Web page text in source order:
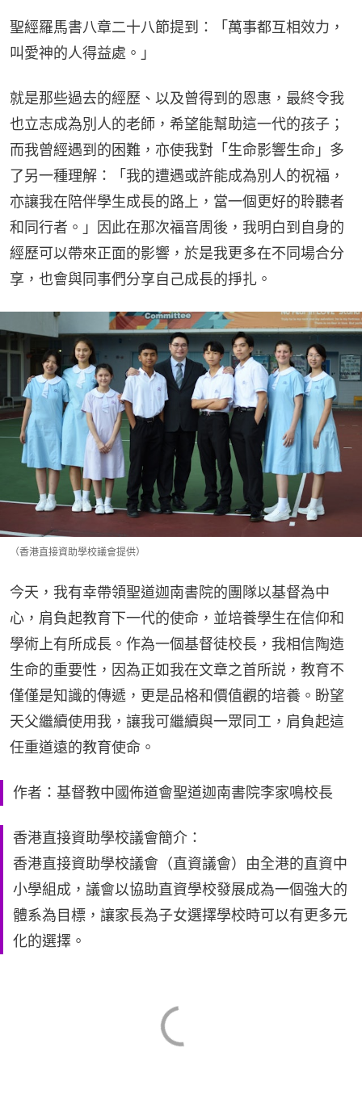
聖經羅馬書八章二十八節提到：「萬事都互相效力，
叫愛神的人得益處。」
就是那些過去的經歷、以及曾得到的恩惠，最終令我
也立志成為別人的老師，希望能幫助這一代的孩子；
而我曾經遇到的困難，亦使我對「生命影響生命」多
了另一種理解：「我的遭遇或許能成為別人的祝福，
亦讓我在陪伴學生成長的路上，當一個更好的聆聽者
和同行者。」因此在那次福音周後，我明白到自身的
經歷可以帶來正面的影響，於是我更多在不同場合分
享，也會與同事們分享自己成長的掙扎。
（香港直接資助學校議會提供）
今天，我有幸帶領聖道迦南書院的團隊以基督為中
心，肩負起教育下一代的使命，並培養學生在信仰和
學術上有所成長。作為一個基督徒校長，我相信陶造
生命的重要性，因為正如我在文章之首所説，教育不
僅僅是知識的傳遞，更是品格和價值觀的培養。盼望
天父繼續使用我，讓我可繼續與一眾同工，肩負起這
任重道遠的教育使命。
作者：基督教中國佈道會聖道迦南書院李家鳴校長
香港直接資助學校議會簡介：
香港直接資助學校議會（直資議會）由全港的直資中
小學組成，議會以協助直資學校發展成為一個強大的
體系為目標，讓家長為子女選擇學校時可以有更多元
化的選擇。